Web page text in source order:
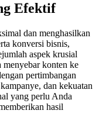
Efektif
dan menghasilkan
konversi bisnis,
aspek krusial
menyebar konten ke
pertimbangan
dan kekuatan
yang perlu Anda
hasil